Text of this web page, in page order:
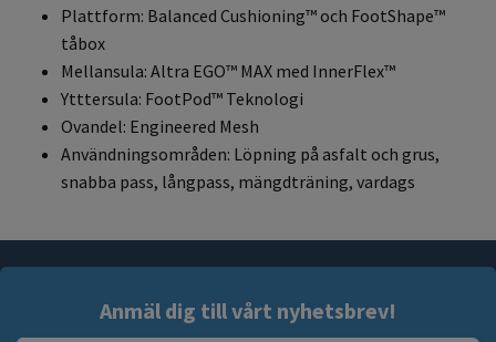
Plattform: Balanced Cushioning™ och FootShape™
tåbox
Mellansula: Altra EGO™ MAX med InnerFlex™
Ytttersula: FootPod™ Teknologi
Ovandel: Engineered Mesh
Användningsområden: Löpning på asfalt och grus,
snabba pass, långpass, mängdträning, vardags
Anmäl dig till vårt nyhetsbrev!